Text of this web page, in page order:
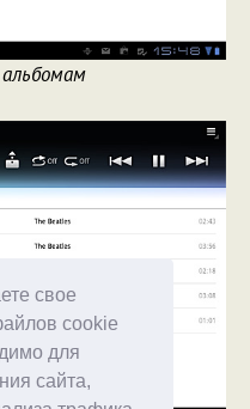
свое
cookie
для
сайта,